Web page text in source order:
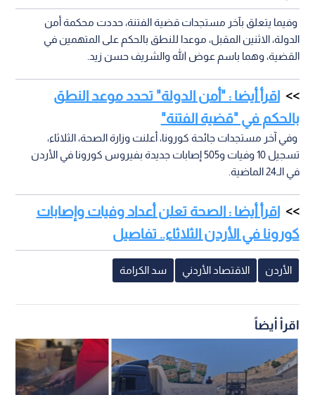
وفيما يتعلق بآخر مستجدات قضية الفتنة، حددت محكمة أمن
الدولة، الاثنين المقبل، موعدا للنطق بالحكم على المتهمين في
القضية، وهما باسم عوض الله والشريف حسن زيد.
اقرأ أيضا : "أمن الدولة" تحدد موعد النطق
بالحكم في "قضية الفتنة"
وفي آخر مستجدات جائحة كورونا، أعلنت وزارة الصحة، الثلاثاء،
تسجيل 10 وفيات و505 إصابات جديدة بفيروس كورونا في الأردن
في الـ24 الماضية.
اقرأ أيضا : الصحة تعلن أعداد وفيات وإصابات
كورونا في الأردن الثلاثاء.. تفاصيل
الأردن الاقتصاد الأردني سد الكرامة
اقرأ أيضاً